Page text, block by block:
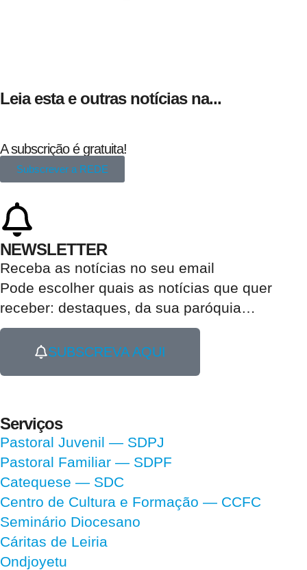
Leia esta e outras notícias na...
A subscrição é gratuita!
Subscrever a REDE
NEWSLETTER
Receba as notícias no seu email​
Pode escolher quais as notícias que quer
receber: destaques, da sua paróquia…
SUBSCREVA AQUI
Serviços
Pastoral Juvenil — SDPJ
Pastoral Familiar — SDPF
Catequese — SDC
Centro de Cultura e Formação — CCFC
Seminário Diocesano
Cáritas de Leiria
Ondjoyetu